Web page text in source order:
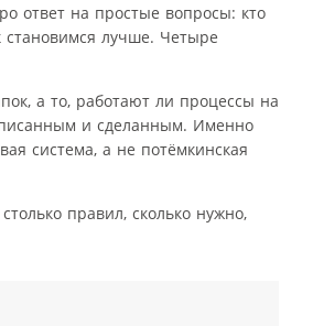
ответ на простые вопросы: кто
становимся лучше. Четыре
а то, работают ли процессы на
и сделанным. Именно
система, а не потёмкинская
правил, сколько нужно,